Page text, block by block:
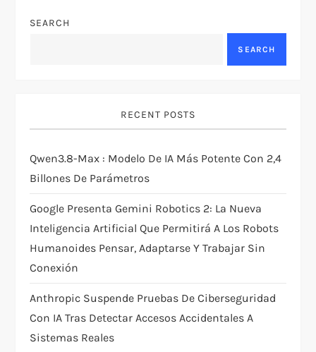
a
a
t
i
o
n
SEARCH
SEARCH
RECENT POSTS
Qwen3.8-Max : Modelo De IA Más Potente Con 2,4
Billones De Parámetros
Google Presenta Gemini Robotics 2: La Nueva
Inteligencia Artificial Que Permitirá A Los Robots
Humanoides Pensar, Adaptarse Y Trabajar Sin
Conexión
Anthropic Suspende Pruebas De Ciberseguridad
Con IA Tras Detectar Accesos Accidentales A
Sistemas Reales